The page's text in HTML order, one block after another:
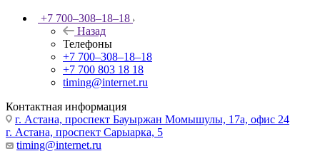
+7 700‒308‒18‒18
Назад
Телефоны
+7 700‒308‒18‒18
+7 700 803 18 18
timing@internet.ru
Контактная информация
г. Астана, проспект Бауыржан Момышулы, 17а, офис 24
г. Астана, проспект Сарыарка, 5
timing@internet.ru